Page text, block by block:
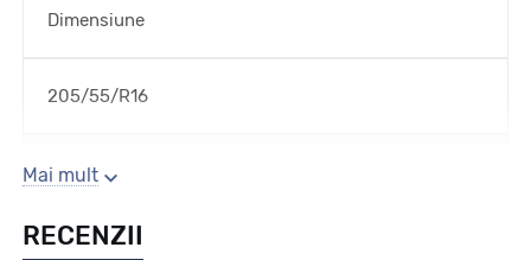
Dimensiune
205/55/R16
Sezon
Vara
Mai mult
RECENZII